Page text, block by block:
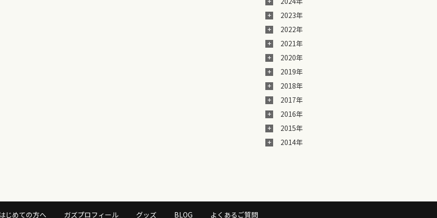
2023年
2022年
2021年
2020年
2019年
2018年
2017年
2016年
2015年
2014年
じめての方へ ガズプロフィール グッズ BLOG よくあるご質問